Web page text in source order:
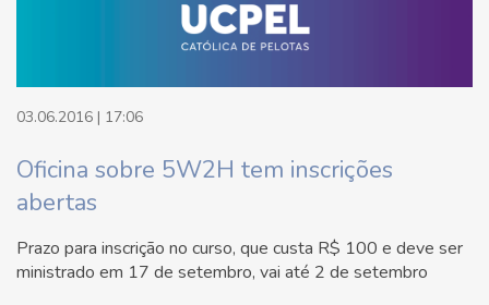
03.06.2016 | 17:06
Oficina sobre 5W2H tem inscrições
abertas
Prazo para inscrição no curso, que custa R$ 100 e deve ser
ministrado em 17 de setembro, vai até 2 de setembro